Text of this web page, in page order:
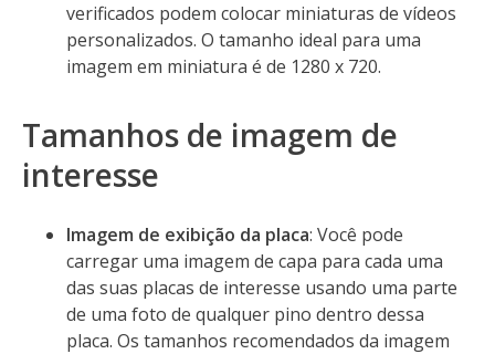
verificados podem colocar miniaturas de vídeos
personalizados. O tamanho ideal para uma
imagem em miniatura é de 1280 x 720.
Tamanhos de imagem de
interesse
Imagem de exibição da placa: Você pode
carregar uma imagem de capa para cada uma
das suas placas de interesse usando uma parte
de uma foto de qualquer pino dentro dessa
placa. Os tamanhos recomendados da imagem